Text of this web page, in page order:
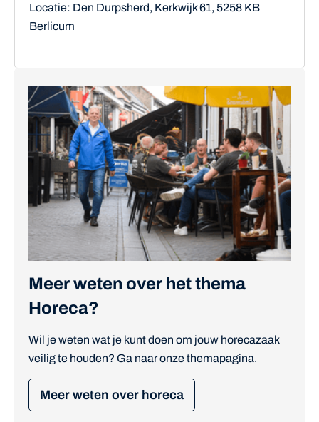
Locatie: Den Durpsherd, Kerkwijk 61, 5258 KB
Berlicum
Meer weten over het thema
Horeca?
Wil je weten wat je kunt doen om jouw horecazaak
veilig te houden? Ga naar onze themapagina.
Meer weten over horeca